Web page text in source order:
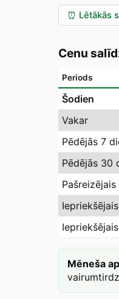
⏰ Lētākās
Cenu
Periods
Šodien
Vakar
Pēdējās 7
Pēdējās 30
Mēneša